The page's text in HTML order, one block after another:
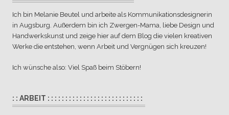
Ich bin Melanie Beutel und arbeite als Kommunikationsdesignerin
in Augsburg. Außerdem bin ich Zwergen-Mama, liebe Design und
Handwerkskunst und zeige hier auf dem Blog die vielen kreativen
Werke die entstehen, wenn Arbeit und Vergnügen sich kreuzen!
Ich wünsche also: Viel Spaß beim Stöbern!
: : ARBEIT : : : : : : : : : : : : : : : : : : : : : : : : : : :